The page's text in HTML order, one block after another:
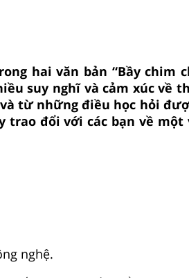
hai văn bản “Bầy chim
suy nghĩ và cảm xúc về
từ những điều học hỏi
trao đổi với các bạn về một
nghệ.